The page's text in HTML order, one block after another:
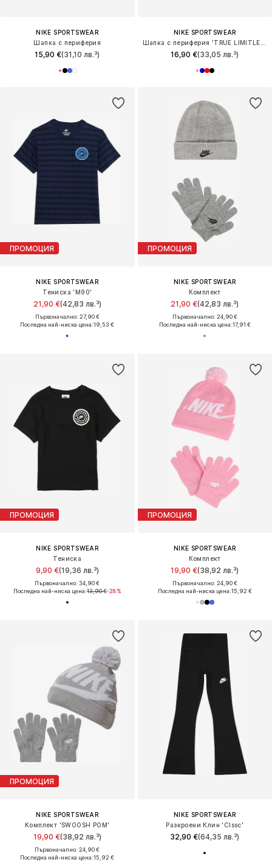
NIKE SPORTSWEAR
Шапка с периферия
15,90 €(31,10 лв.³)
NIKE SPORTSWEAR
16,90 €(33,05 лв.³)
ПРОМОЦИЯ
NIKE SPORTSWEAR
Тениска 'M90'
21,90 €(42,83 лв.³)
Първоначално: 27,90 €
Последна най-ниска цена:19,53 €
ПРОМОЦИЯ
NIKE SPORTSWEAR
Комплект
21,90 €(42,83 лв.³)
Първоначално: 24,90 €
Последна най-ниска цена:17,91 €
ПРОМОЦИЯ
NIKE SPORTSWEAR
Тениска
9,90 €(19,36 лв.³)
Първоначално: 34,90 €
Последна най-ниска цена:13,90 €-28%
ПРОМОЦИЯ
NIKE SPORTSWEAR
Комплект
19,90 €(38,92 лв.³)
Първоначално: 24,90 €
Последна най-ниска цена:15,92 €
ПРОМОЦИЯ
NIKE SPORTSWEAR
Комплект 'SWOOSH POM'
19,90 €(38,92 лв.³)
Първоначално: 24,90 €
Последна най-ниска цена:15,92 €
NIKE SPORTSWEAR
Разкроени Клин 'Clssc'
32,90 €(64,35 лв.³)